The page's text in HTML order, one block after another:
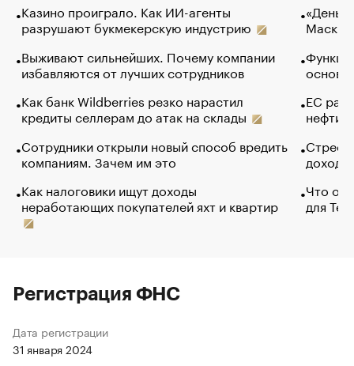
Казино проиграло. Как ИИ-агенты
разрушают букмекерскую индустрию
Выживают сильнейших. Почему компании
избавляются от лучших сотрудников
Как банк Wildberries резко нарастил
кредиты селлерам до атак на склады
Сотрудники открыли новый способ вредить
компаниям. Зачем им это
Как налоговики ищут доходы
неработающих покупателей яхт и квартир
Маск в
основ
ЕС
нефти
Что
для
Регистрация ФНС
Дата регистрации
31 января 2024